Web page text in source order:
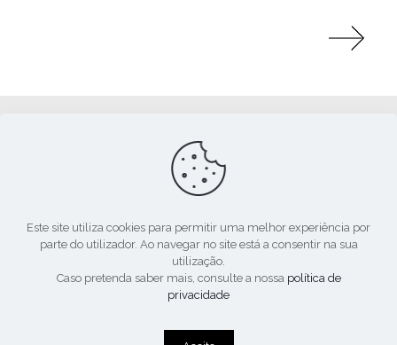
© 2020. Todos os direitos reservados.
Este site utiliza cookies para permitir uma melhor experiência por
parte do utilizador. Ao navegar no site está a consentir na sua
utilização.
Caso pretenda saber mais, consulte a nossa política de
privacidade